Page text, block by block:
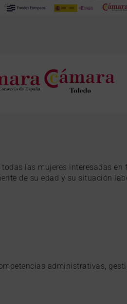
las mujeres interesadas en
de su edad y su situación
administrativas,